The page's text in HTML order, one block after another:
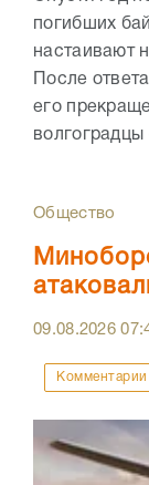
погибших
настаивают
После
его
волгоградцы
Общество
09.08.2026
Комментарии